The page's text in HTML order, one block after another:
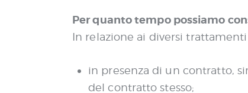
Per quanto tempo possiamo
In relazione ai diversi
in presenza di un contratto,
del contratto stesso;